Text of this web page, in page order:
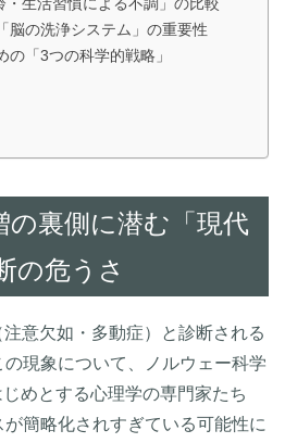
脳の洗浄システム」の重要性
の「3つの科学的戦略」
の裏側に潜む「現代
の危うさ
意欠如・多動症）と診断される
現象について、ノルウェー科学
めとする心理学の専門家たち
簡略化されすぎている可能性に